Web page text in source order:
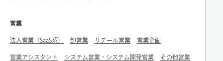
営業
法人営業（SaaS系） 卸営業 リテール営業 営業企画
営業アシスタント システム営業・システム開発営業 その他営業